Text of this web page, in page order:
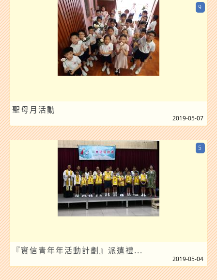
聖母月活動
9
2019-05-07
『實信青年年活動計劃』派遣禮...
5
2019-05-04